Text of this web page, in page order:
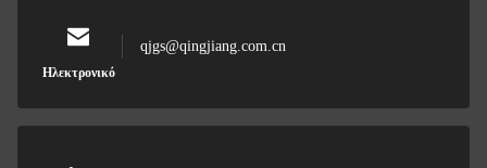
Ηλεκτρονικό
qjgs@qingjiang.com.cn